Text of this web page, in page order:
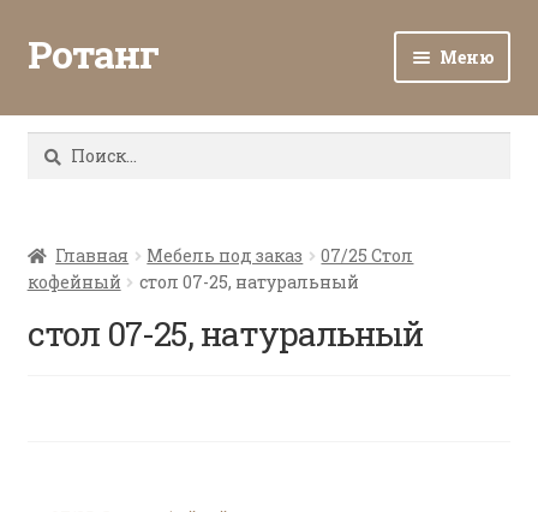
Ротанг Меню
Каталог
Все о ротанге
Найти:
Главная Мебель под заказ
07/25 Стол
кофейный
стол 07-25, натуральный
стол 07-25, натуральный